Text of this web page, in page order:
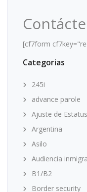
[cf7form
Categorias
245i
advance parole
Ajuste de Estatus
Argentina
Asilo
Audiencia
B1/B2
Border security